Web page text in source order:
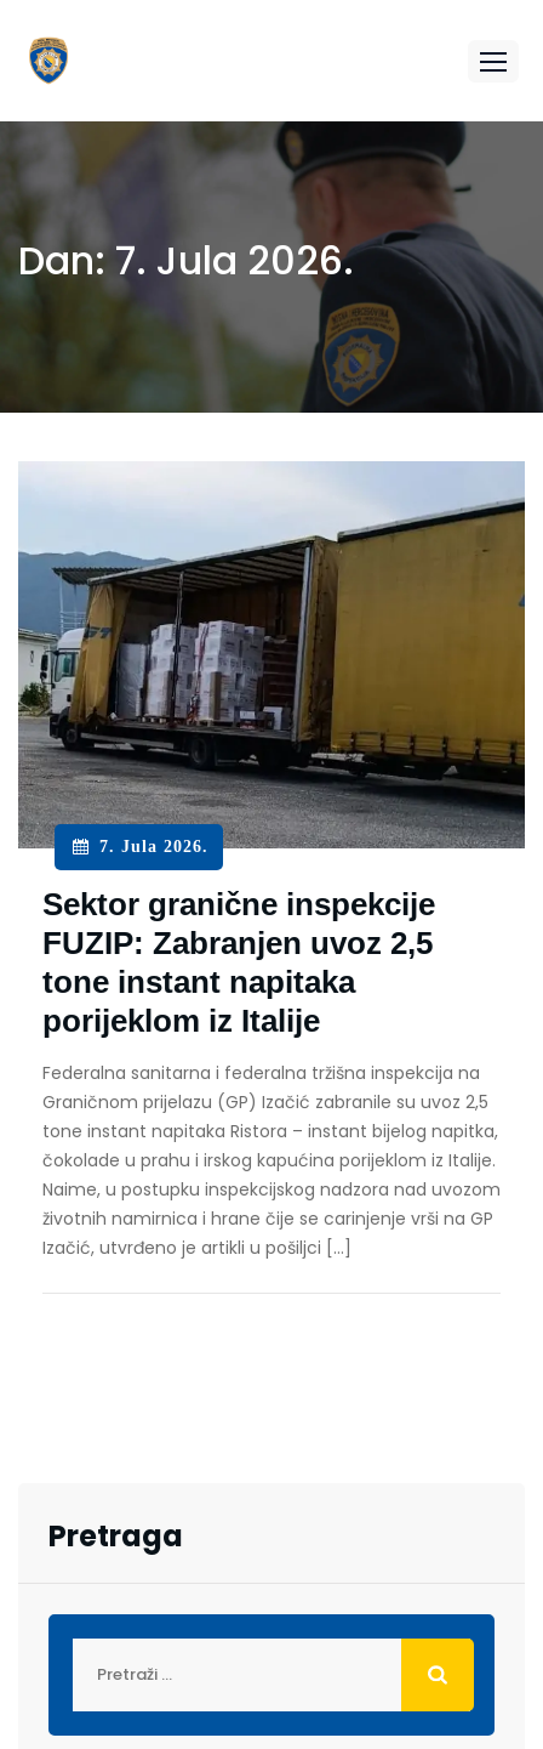
Dan:7. Jula 2026.
7. Jula 2026.
Sektor granične inspekcije
FUZIP: Zabranjen uvoz 2,5
tone instant napitaka
porijeklom iz Italije
Federalna sanitarna i federalna tržišna inspekcija na
Graničnom prijelazu (GP) Izačić zabranile su uvoz 2,5
tone instant napitaka Ristora – instant bijelog napitka,
čokolade u prahu i irskog kapućina porijeklom iz Italije.
Naime, u postupku inspekcijskog nadzora nad uvozom
životnih namirnica i hrane čije se carinjenje vrši na GP
Izačić, utvrđeno je artikli u pošiljci […]
Pretraga